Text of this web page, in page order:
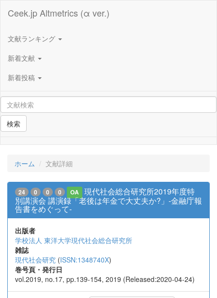
Ceek.jp Altmetrics (α ver.)
文献ランキング
新着文献
新着投稿
検索
ホーム 文献詳細
24 0 0 0 OA
現代社会総合研究所2019年度特
別講演会 講演録「老後は年金で大丈夫か?」-金融庁報
告書をめぐって-
出版者
学校法人 東洋大学現代社会総合研究所
雑誌
現代社会研究 (ISSN:1348740X)
巻号頁・発行日
vol.2019, no.17, pp.139-154, 2019 (Released:2020-04-24)